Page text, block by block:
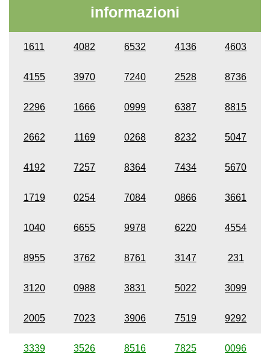
informazioni
1611 4082 6532 4136 4603
4155 3970 7240 2528 8736
2296 1666 0999 6387 8815
2662 1169 0268 8232 5047
4192 7257 8364 7434 5670
1719 0254 7084 0866 3661
1040 6655 9978 6220 4554
8955 3762 8761 3147 231
3120 0988 3831 5022 3099
2005 7023 3906 7519 9292
3339 3526 8516 7825 0096